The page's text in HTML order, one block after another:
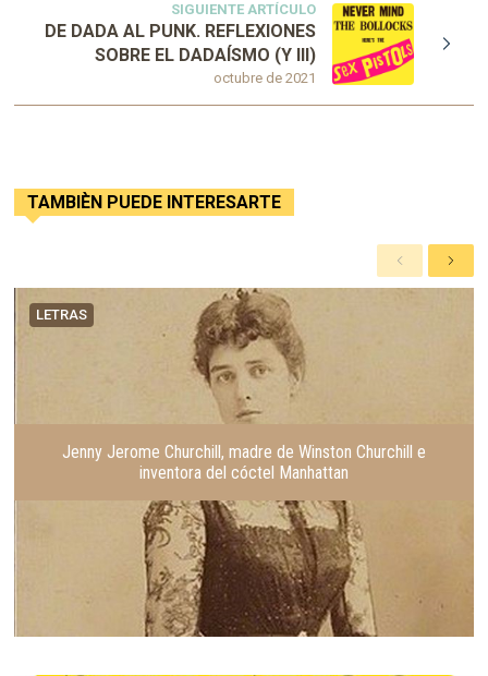
SIGUIENTE ARTÍCULO
octubre de 2021
DE DADA AL PUNK. REFLEXIONES
SOBRE EL DADAÍSMO (Y III)
TAMBIÈN PUEDE INTERESARTE
A
n
S
i
LETRAS
Jenny Jerome Churchill, madre de Winston Churchill e
inventora del cóctel Manhattan